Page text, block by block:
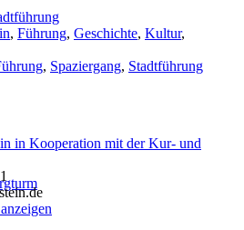
, Führung, Geschichte, Kultur,
, Spaziergang, Stadtführung
in Kooperation mit der Kur- und